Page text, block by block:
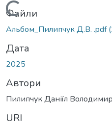
Вантажиться...
Файли
Альбом_Пилипчук Д.В. .pdf
Дата
2025
Автори
Пилипчук Даніїл
URI